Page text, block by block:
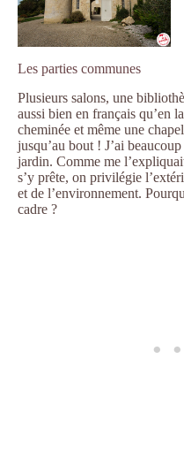
Les parties communes
Plusieurs salons, une
aussi bien en français qu’en
cheminée et même une
jusqu’au bout ! J’ai
jardin. Comme me
s’y prête, on privilégie
et de l’environnement.
cadre ?